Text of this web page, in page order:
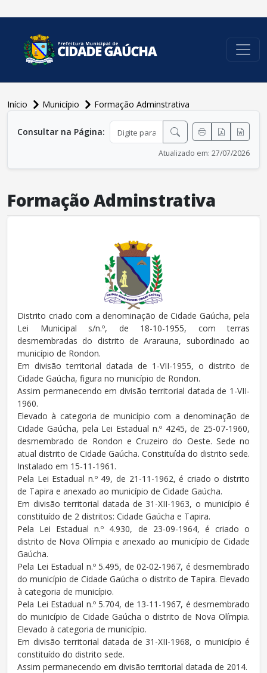
Início Município
Formação Adminstrativa
Consultar na Página:
Atualizado em: 27/07/2026
Formação Adminstrativa
Distrito criado com a denominação de Cidade Gaúcha, pela
Lei Municipal s/n.º, de 18-10-1955, com terras
desmembradas do distrito de Ararauna, subordinado ao
município de Rondon.
Em divisão territorial datada de 1-VII-1955, o distrito de
Cidade Gaúcha, figura no município de Rondon.
Assim permanecendo em divisão territorial datada de 1-VII-
1960.
Elevado à categoria de município com a denominação de
Cidade Gaúcha, pela Lei Estadual n.º 4245, de 25-07-1960,
desmembrado de Rondon e Cruzeiro do Oeste. Sede no
atual distrito de Cidade Gaúcha. Constituída do distrito sede.
Instalado em 15-11-1961.
Pela Lei Estadual n.º 49, de 21-11-1962, é criado o distrito
de Tapira e anexado ao município de Cidade Gaúcha.
Em divisão territorial datada de 31-XII-1963, o município é
constituído de 2 distritos: Cidade Gaúcha e Tapira.
Pela Lei Estadual n.º 4.930, de 23-09-1964, é criado o
distrito de Nova Olímpia e anexado ao município de Cidade
Gaúcha.
Pela Lei Estadual n.º 5.495, de 02-02-1967, é desmembrado
do município de Cidade Gaúcha o distrito de Tapira. Elevado
à categoria de município.
Pela Lei Estadual n.º 5.704, de 13-11-1967, é desmembrado
do município de Cidade Gaúcha o distrito de Nova Olímpia.
Elevado à categoria de município.
Em divisão territorial datada de 31-XII-1968, o município é
constituído do distrito sede.
Assim permanecendo em divisão territorial datada de 2014.